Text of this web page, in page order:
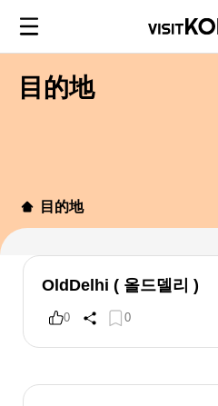
目的地
目的地
OldDelhi ( 올드델리 )
0 0